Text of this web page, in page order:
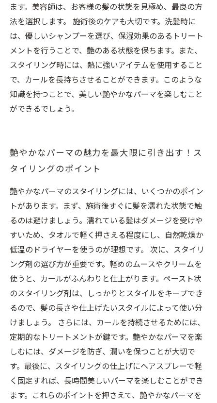
ます。美容師は、お客様の髪の状態を見極め、最良の方
法を選択します。 施術後のケアも大切です。洗髪時に
は、優しいシャンプーを選び、保湿効果のあるトリート
メントを行うことで、艶のある状態を保ちます。また、
スタイリング時には、熱に強いアイテムを使用すること
で、カールを長持ちさせることができます。このような
知識を持つことで、美しい艶やかなパーマを楽しむこと
ができるでしょう。
艶やかなパーマの魅力を最大限に引き出す！ス
タイリングのポイント
艶やかなパーマのスタイリングには、いくつかのポイン
トがあります。まず、施術後すぐに髪を濡れた状態で触
るのは避けましょう。濡れている髪はダメージを受けや
すいため、タオルで軽く押さえる程度にし、自然乾燥か
低温のドライヤーを使うのが理想です。 次に、スタイリ
ング剤の選び方が重要です。軽めのムースやクリームを
使うと、カールがふんわりと仕上がります。ペースト状
のスタイリング剤は、しっかりとスタイルをキープでき
るので、髪の長さや仕上げたいスタイルによって使い分
けましょう。 さらには、カールを持続させるためには、
定期的なトリートメントが鍵です。艶やかなパーマを楽
しむには、ダメージを防ぎ、潤いを保つことが大切で
す。最後に、スタイリングの仕上げにヘアスプレーで軽
く固定すれば、長時間美しいパーマを楽しむことができ
ます。これらのポイントを押さえて、艶やかなパーマを